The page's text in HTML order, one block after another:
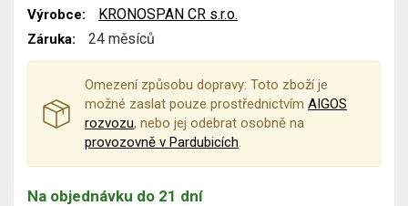
Výrobce: KRONOSPAN CR s.r.o.
Záruka: 24 měsíců
Omezení způsobu dopravy: Toto zboží je
možné zaslat pouze prostřednictvím AIGOS
rozvozu, nebo jej odebrat osobně na
provozovně v Pardubicích.
Na objednávku do 21 dní